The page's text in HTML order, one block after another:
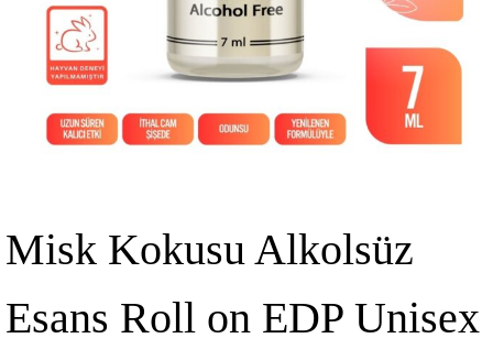
Misk Kokusu Alkolsüz
Esans Roll on EDP Unisex